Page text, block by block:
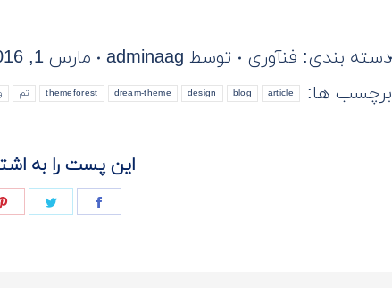
دسته بندی: فنآوری توسط adminaag مارس 1, 2016
برچسب ها:
article
blog
design
dream-theme
themeforest تم
این پست را به
Share
Share